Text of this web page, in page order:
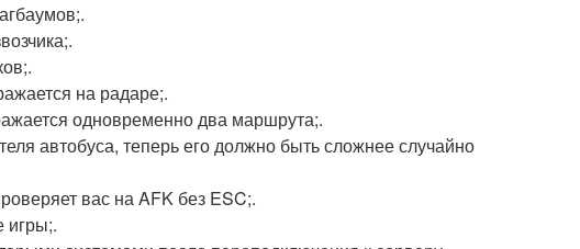
на радаре;.
одновременно два маршрута;.
автобуса, теперь его должно быть сложнее случайно
вас на AFK без ESC;.
игры;.